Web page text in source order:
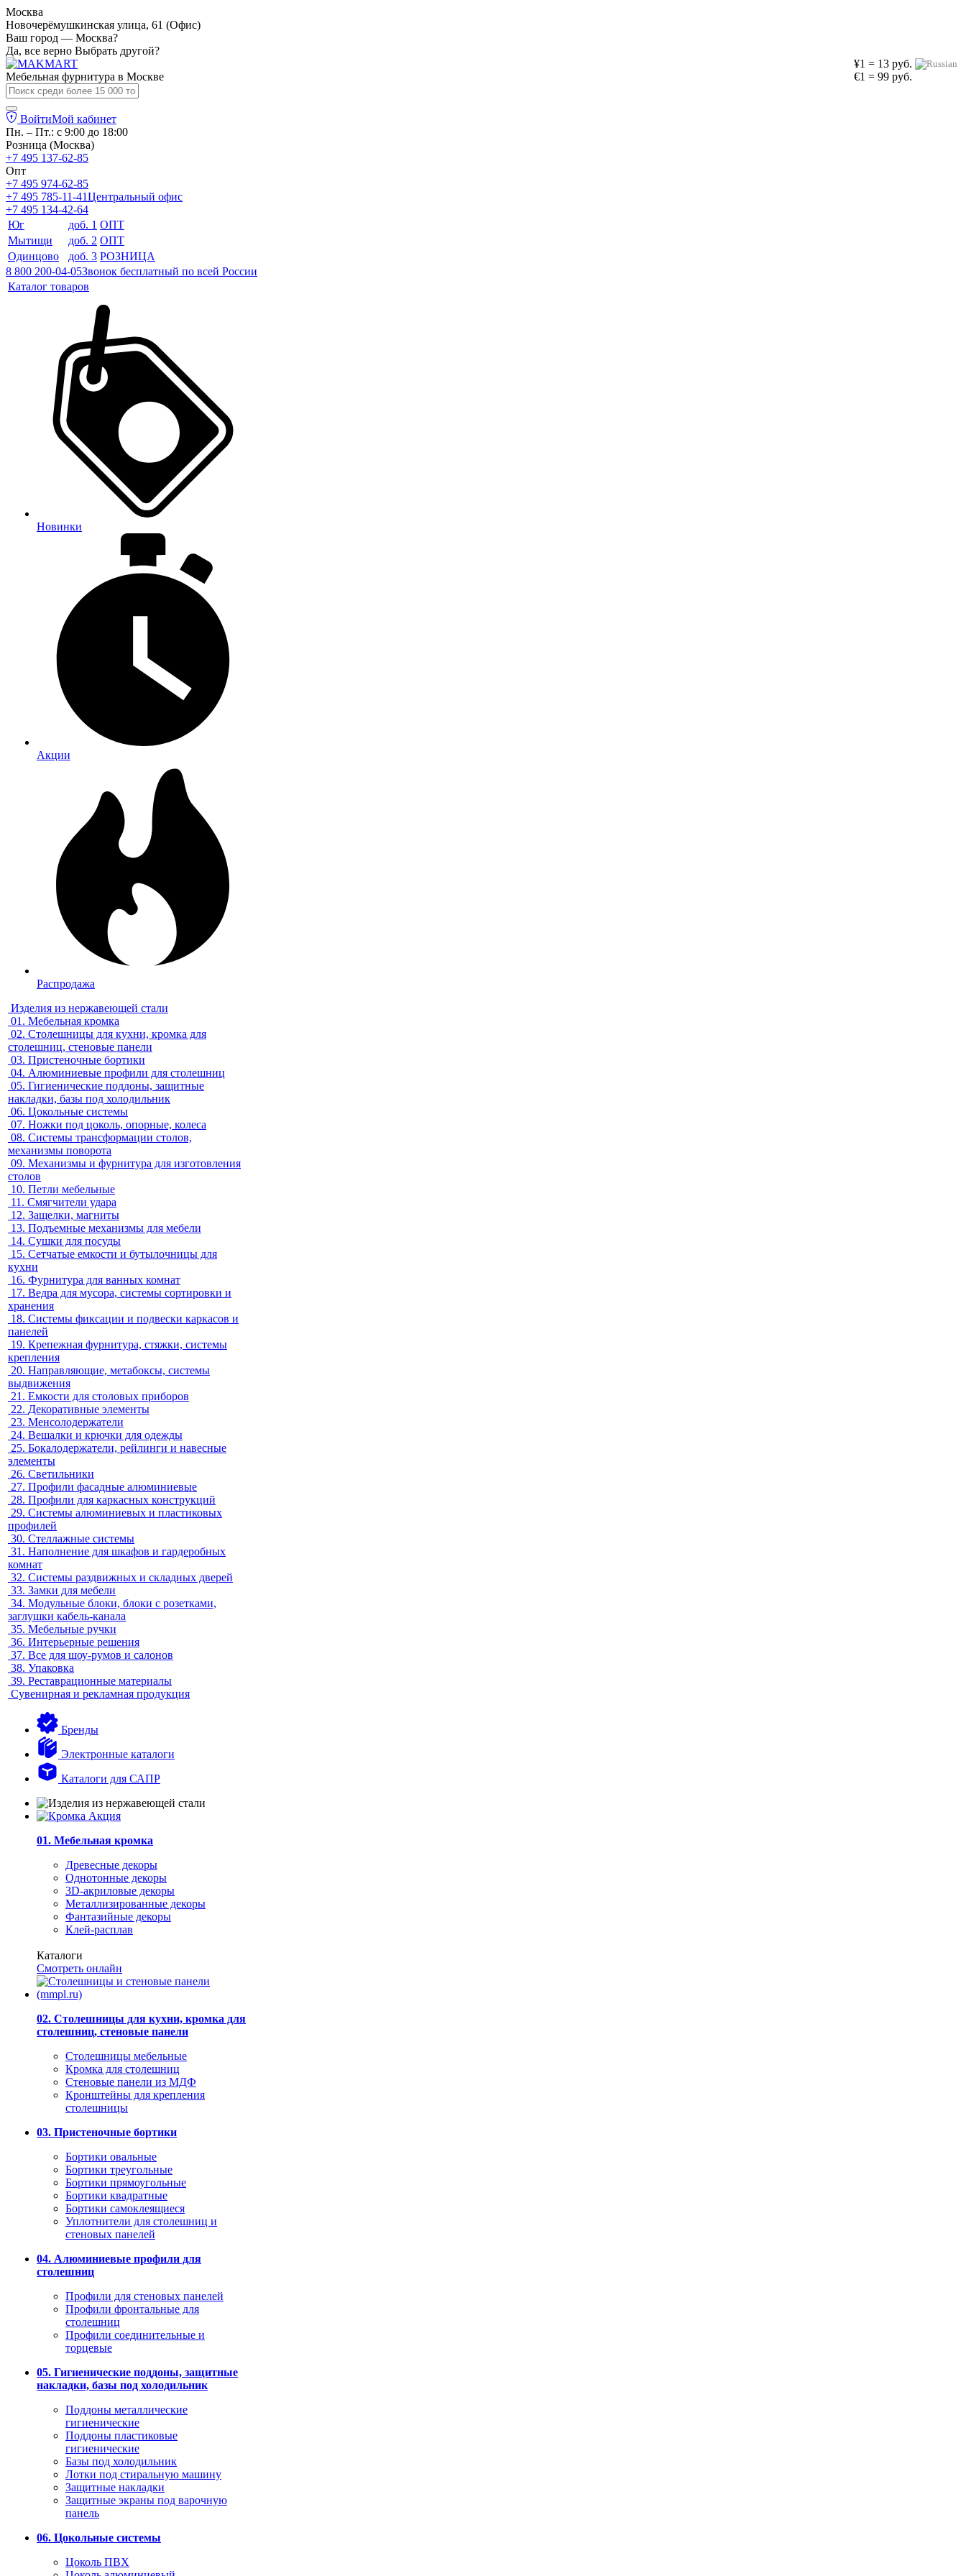
Москва
Новочерёмушкинская улица, 61 (Офис)
Ваш город — Москва?
Да, все верно Выбрать другой?
¥1 = 13 руб.
€1 = 99 руб.
Мебельная фурнитура в Москве
ВойтиМой кабинет
Пн. – Пт.: с 9:00 до 18:00
Розница (Москва)
+7 495 137-62-85
Опт
+7 495 974-62-85
+7 495 785-11-41Центральный офис
+7 495 134-42-64
Юг
доб. 1 ОПТ
Мытищи
доб. 2 ОПТ
Одинцово
доб. 3 РОЗНИЦА
8 800 200-04-05Звонок бесплатный по всей России
Каталог товаров
Новинки
Акции
Распродажа
Изделия из нержавеющей стали
01. Мебельная кромка
02. Столешницы для кухни, кромка для
столешниц, стеновые панели
03. Пристеночные бортики
04. Алюминиевые профили для столешниц
05. Гигиенические поддоны, защитные
накладки, базы под холодильник
06. Цокольные системы
07. Ножки под цоколь, опорные, колеса
08. Системы трансформации столов,
механизмы поворота
09. Механизмы и фурнитура для изготовления
столов
10. Петли мебельные
11. Смягчители удара
12. Защелки, магниты
13. Подъемные механизмы для мебели
14. Сушки для посуды
15. Сетчатые емкости и бутылочницы для
кухни
16. Фурнитура для ванных комнат
17. Ведра для мусора, системы сортировки и
хранения
18. Системы фиксации и подвески каркасов и
панелей
19. Крепежная фурнитура, стяжки, системы
крепления
20. Направляющие, метабоксы, системы
выдвижения
21. Емкости для столовых приборов
22. Декоративные элементы
23. Менсолодержатели
24. Вешалки и крючки для одежды
25. Бокалодержатели, рейлинги и навесные
элементы
26. Светильники
27. Профили фасадные алюминиевые
28. Профили для каркасных конструкций
29. Системы алюминиевых и пластиковых
профилей
30. Стеллажные системы
31. Наполнение для шкафов и гардеробных
комнат
32. Системы раздвижных и складных дверей
33. Замки для мебели
34. Модульные блоки, блоки с розетками,
заглушки кабель-канала
35. Мебельные ручки
36. Интерьерные решения
37. Все для шоу-румов и салонов
38. Упаковка
39. Реставрационные материалы
Сувенирная и рекламная продукция
Бренды
Электронные каталоги
Каталоги для САПР
01. Мебельная кромка
Древесные декоры
Однотонные декоры
3D-акриловые декоры
Металлизированные декоры
Фантазийные декоры
Клей-расплав
Каталоги
Смотреть онлайн
02. Столешницы для кухни, кромка для
столешниц, стеновые панели
Столешницы мебельные
Кромка для столешниц
Стеновые панели из МДФ
Кронштейны для крепления
столешницы
03. Пристеночные бортики
Бортики овальные
Бортики треугольные
Бортики прямоугольные
Бортики квадратные
Бортики самоклеящиеся
Уплотнители для столешниц и
стеновых панелей
04. Алюминиевые профили для
столешниц
Профили для стеновых панелей
Профили фронтальные для
столешниц
Профили соединительные и
торцевые
05. Гигиенические поддоны, защитные
накладки, базы под холодильник
Поддоны металлические
гигиенические
Поддоны пластиковые
гигиенические
Базы под холодильник
Лотки под стиральную машину
Защитные накладки
Защитные экраны под варочную
панель
06. Цокольные системы
Цоколь ПВХ